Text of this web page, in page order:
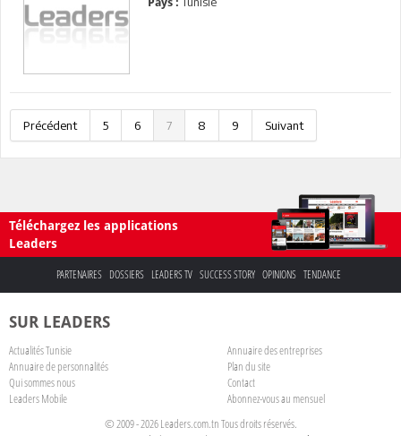
Précédent 5 6 7 8 9 Suivant
Téléchargez les applications
Leaders
PARTENAIRES DOSSIERS LEADERS TV SUCCESS STORY OPINIONS TENDANCE
SUR LEADERS
Actualités Tunisie
Annuaire des entreprises
Annuaire de personnalités
Plan du site
Qui sommes nous
Contact
Leaders Mobile
Abonnez-vous au mensuel
© 2009 - 2026 Leaders.com.tn Tous droits réservés.